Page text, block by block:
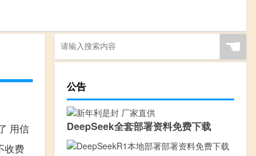
用信
收费
☚
公告
DeepSeek全套部署资料免费下载